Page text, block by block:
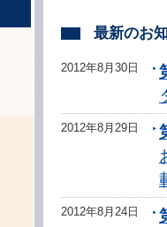
最新のお
2012年8月30日
2012年8月29日
2012年8月24日